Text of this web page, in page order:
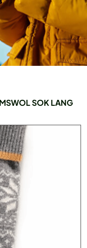
SOK LANG